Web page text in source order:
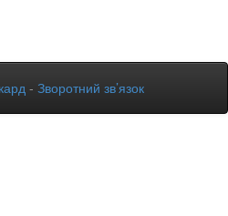
- Зворотний зв’язок